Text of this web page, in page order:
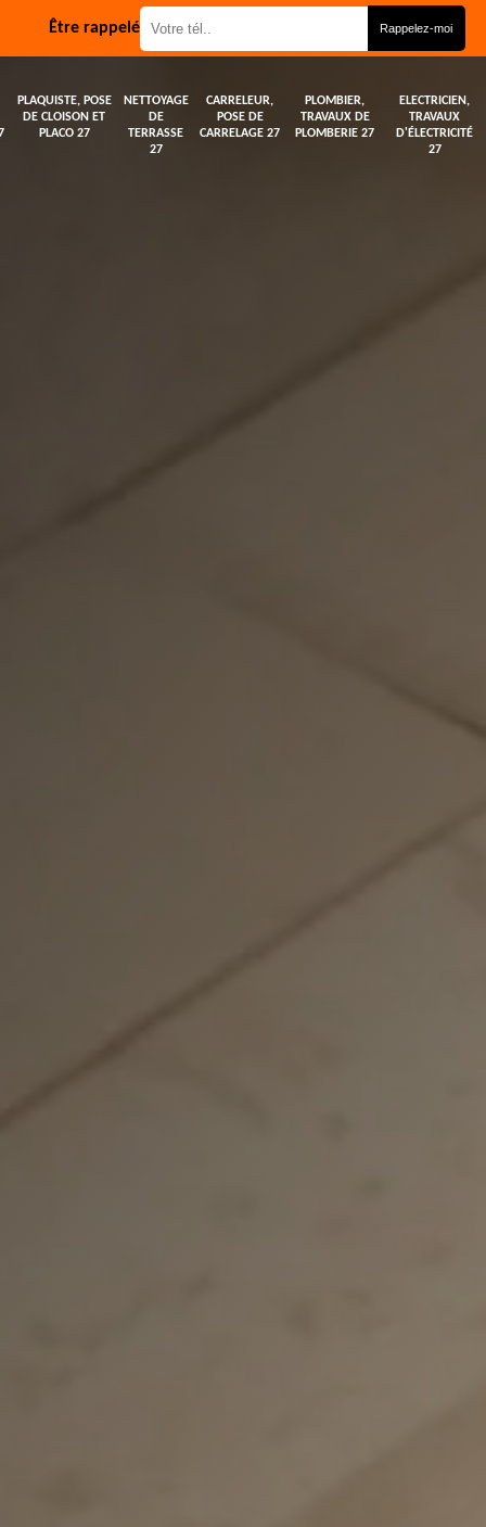
Être rappelé
PLAQUISTE, POSE
DE CLOISON ET
PLACO 27
NETTOYAGE
DE
TERRASSE
27
CARRELEUR,
POSE DE
CARRELAGE 27
PLOMBIER,
TRAVAUX DE
PLOMBERIE 27
ELECTRICIEN,
TRAVAUX
D'ÉLECTRICITÉ
27